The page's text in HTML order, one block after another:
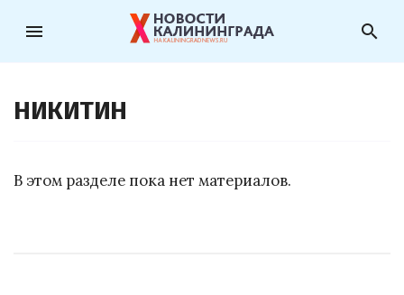
menu search
НИКИТИН
В этом разделе пока нет материалов.